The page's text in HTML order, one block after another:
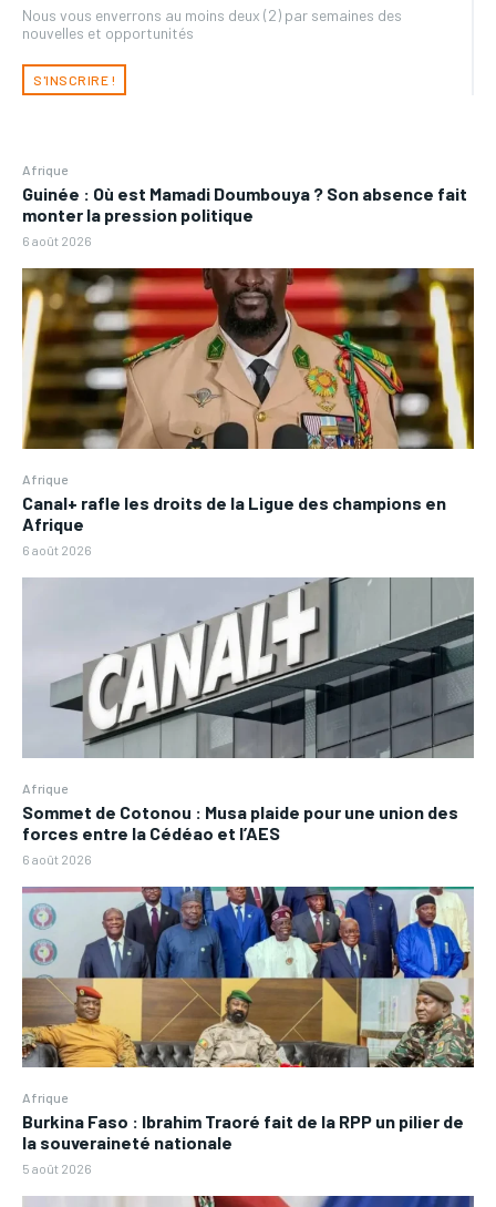
Nous vous enverrons au moins deux (2) par semaines des
nouvelles et opportunités
S'INSCRIRE !
Afrique
Guinée : Où est Mamadi Doumbouya ? Son absence fait
monter la pression politique
6 août 2026
Afrique
Canal+ rafle les droits de la Ligue des champions en
Afrique
6 août 2026
Afrique
Sommet de Cotonou : Musa plaide pour une union des
forces entre la Cédéao et l’AES
6 août 2026
Afrique
Burkina Faso : Ibrahim Traoré fait de la RPP un pilier de
la souveraineté nationale
5 août 2026